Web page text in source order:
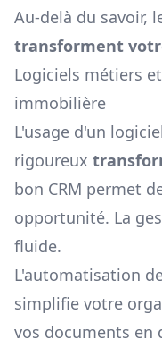
Au-delà du savoir,
transforment
Logiciels métiers
immobilière
L'usage d'un
rigoureux
bon CRM permet
opportunité. La
fluide.
L'automatisation
simplifie votre
vos documents en